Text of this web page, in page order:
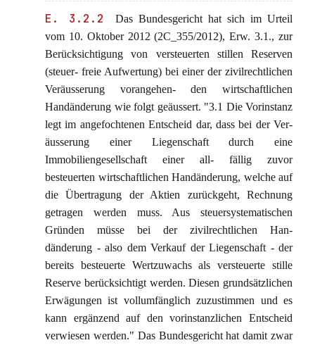
E. 3.2.2
Das Bundesgericht hat sich im Urteil
vom 10. Oktober 2012 (2C_355/2012), Erw. 3.1., zur
Berücksichtigung von versteuerten stillen Reserven
(steuer- freie Aufwertung) bei einer der zivilrechtlichen
Veräusserung vorangehen- den wirtschaftlichen
Handänderung wie folgt geäussert. "3.1 Die Vorinstanz
legt im angefochtenen Entscheid dar, dass bei der Ver-
äusserung einer Liegenschaft durch eine
Immobiliengesellschaft einer all- fällig zuvor
besteuerten wirtschaftlichen Handänderung, welche auf
die Übertragung der Aktien zurückgeht, Rechnung
getragen werden muss. Aus steuersystematischen
Gründen müsse bei der zivilrechtlichen Han-
dänderung - also dem Verkauf der Liegenschaft - der
bereits besteuerte Wertzuwachs als versteuerte stille
Reserve berücksichtigt werden. Diesen grundsätzlichen
Erwägungen ist vollumfänglich zuzustimmen und es
kann ergänzend auf den vorinstanzlichen Entscheid
verwiesen werden." Das Bundesgericht hat damit zwar